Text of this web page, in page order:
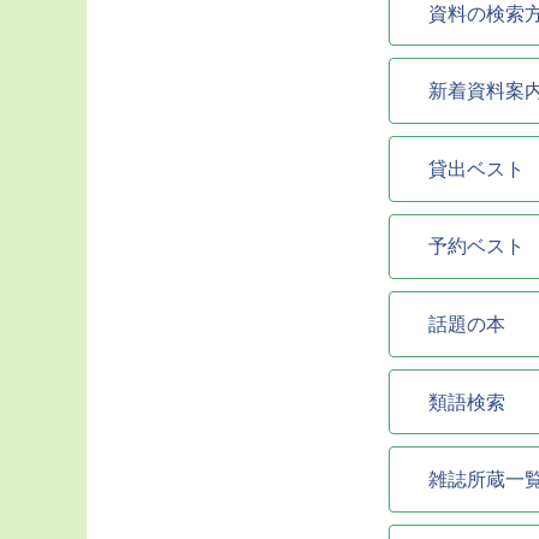
資料の検索
新着資料案
貸出ベスト
予約ベスト
話題の本
類語検索
雑誌所蔵一